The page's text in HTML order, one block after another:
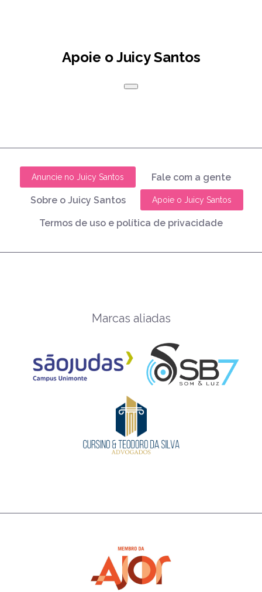
Apoie o Juicy Santos
Anuncie no Juicy Santos Fale com a gente
Sobre o Juicy Santos Apoie o Juicy Santos
Termos de uso e política de privacidade
Marcas aliadas